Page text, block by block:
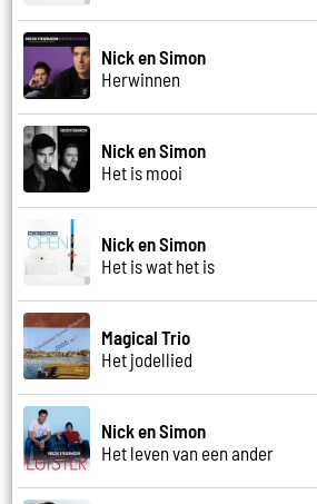
Nick en Simon
Herwinnen
Nick en Simon
Het is mooi
Nick en Simon
Het is wat het is
Magical Trio
Het jodellied
Nick en Simon
Het leven van een ander